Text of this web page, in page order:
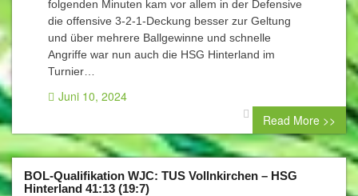
folgenden Minuten kam vor allem in der Defensive
die offensive 3-2-1-Deckung besser zur Geltung
und über mehrere Ballgewinne und schnelle
Angriffe war nun auch die HSG Hinterland im
Turnier…
Juni 10, 2024
0 comment
Read More >>
BOL-Qualifikation WJC: TUS Vollnkirchen – HSG
Hinterland 41:13 (19:7)